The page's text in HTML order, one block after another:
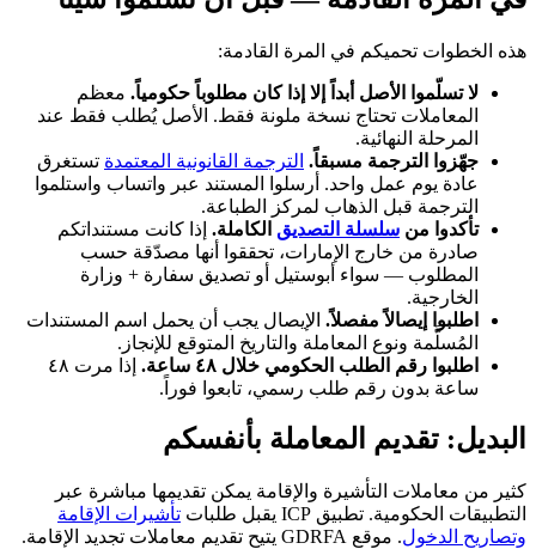
هذه الخطوات تحميكم في المرة القادمة:
لا تسلّموا الأصل أبداً إلا إذا كان مطلوباً حكومياً. معظم
المعاملات تحتاج نسخة ملونة فقط. الأصل يُطلب فقط عند
المرحلة النهائية.
جهّزوا الترجمة مسبقاً. الترجمة القانونية المعتمدة تستغرق
عادة يوم عمل واحد. أرسلوا المستند عبر واتساب واستلموا
الترجمة قبل الذهاب لمركز الطباعة.
تأكدوا من سلسلة التصديق الكاملة. إذا كانت مستنداتكم
صادرة من خارج الإمارات، تحققوا أنها مصدّقة حسب
المطلوب — سواء أبوستيل أو تصديق سفارة + وزارة
الخارجية.
اطلبوا إيصالاً مفصلاً. الإيصال يجب أن يحمل اسم المستندات
المُسلَّمة ونوع المعاملة والتاريخ المتوقع للإنجاز.
اطلبوا رقم الطلب الحكومي خلال ٤٨ ساعة.
إذا مرت ٤٨
ساعة بدون رقم طلب رسمي، تابعوا فوراً.
البديل: تقديم المعاملة بأنفسكم
كثير من معاملات التأشيرة والإقامة يمكن تقديمها مباشرة عبر
التطبيقات الحكومية. تطبيق ICP يقبل طلبات
تأشيرات الإقامة
وتصاريح الدخول. موقع GDRFA يتيح تقديم معاملات تجديد الإقامة.